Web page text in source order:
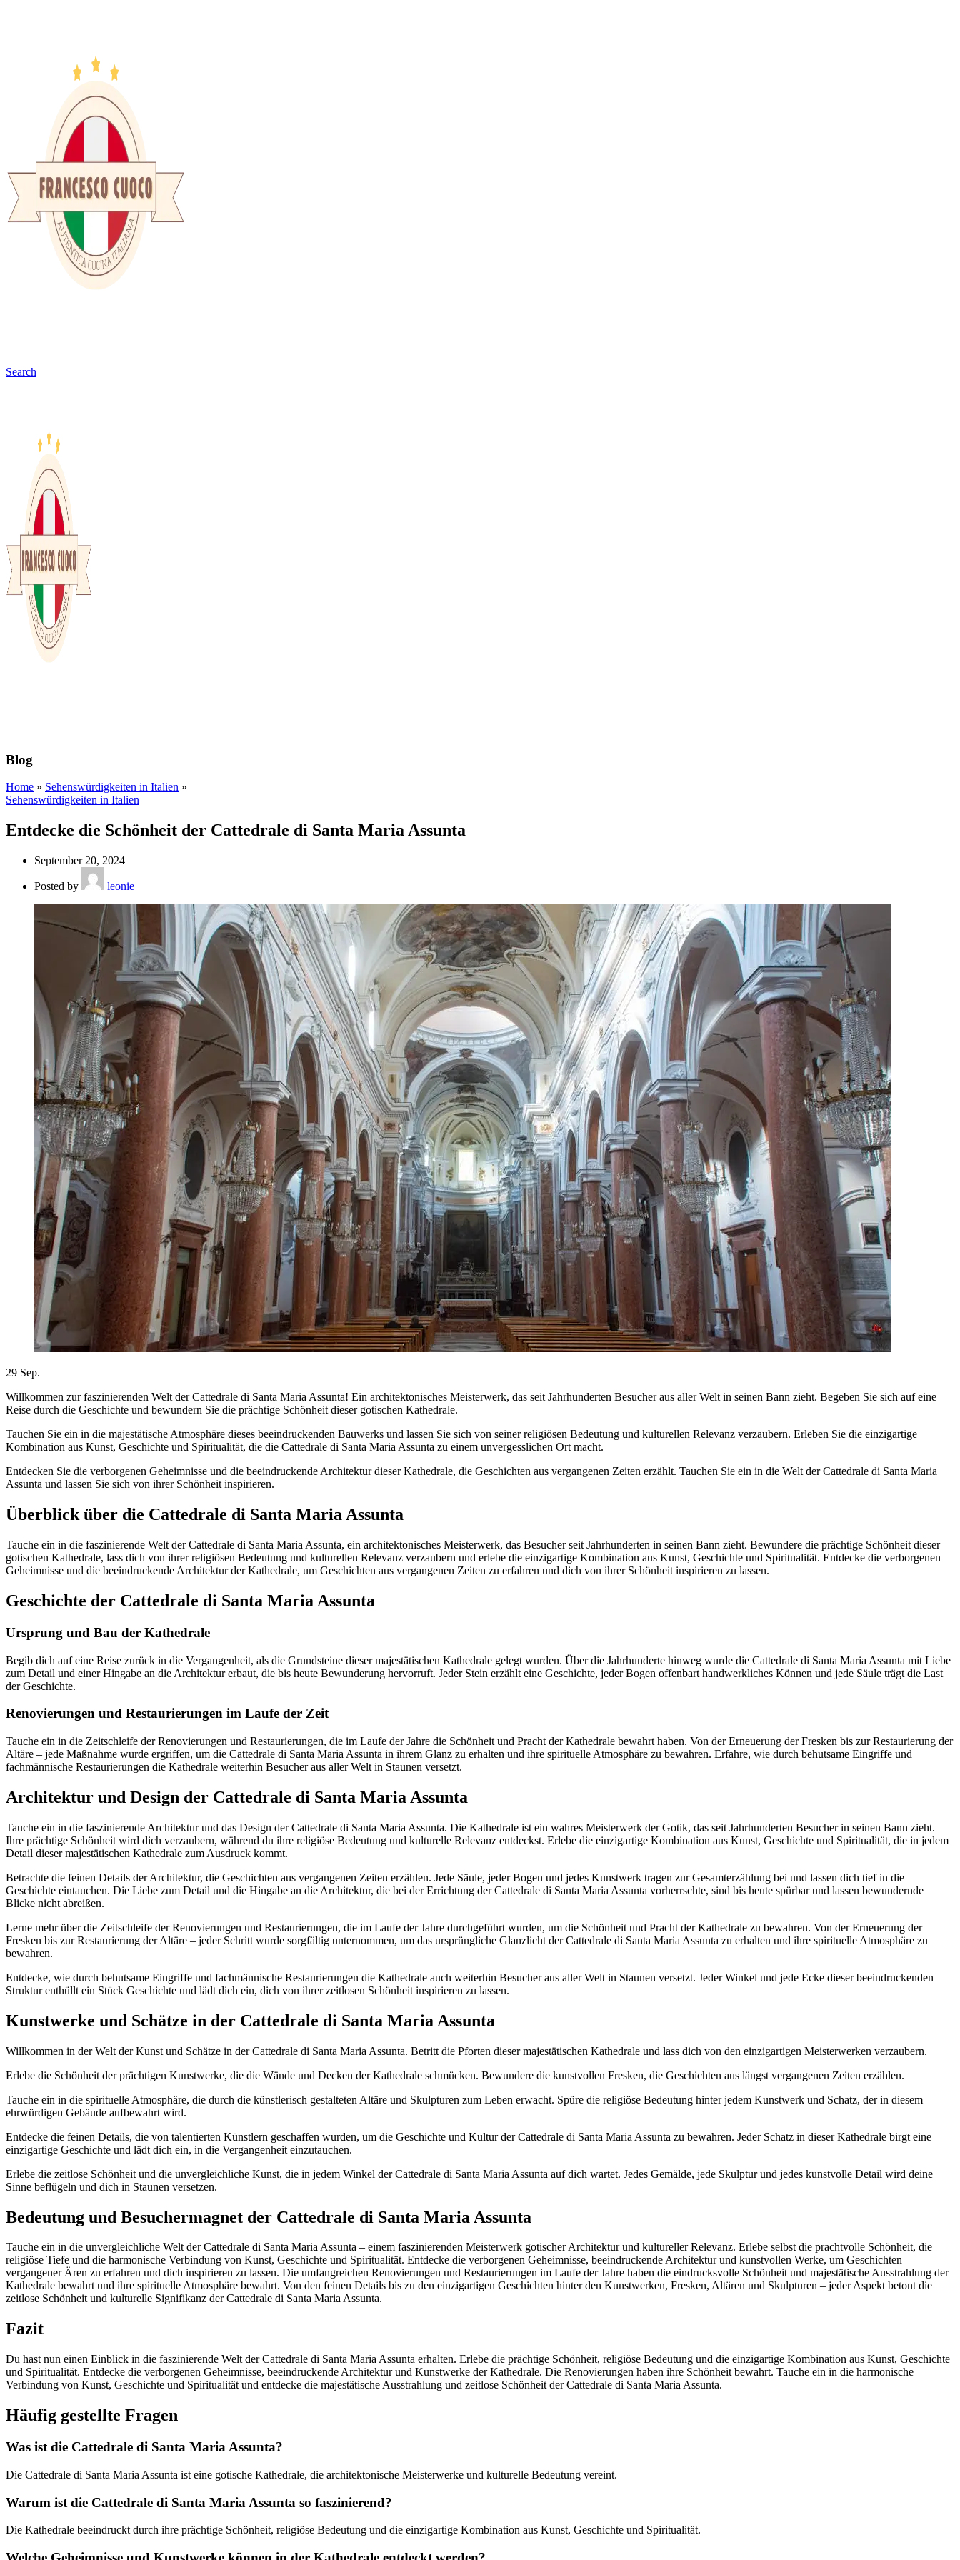
Search
Blog
Home » Sehenswürdigkeiten in Italien »
Sehenswürdigkeiten in Italien
Entdecke die Schönheit der Cattedrale di Santa Maria Assunta
September 20, 2024
Posted by leonie
29 Sep.
Willkommen zur faszinierenden Welt der Cattedrale di Santa Maria Assunta! Ein architektonisches Meisterwerk, das seit Jahrhunderten Besucher aus aller Welt in seinen Bann zieht. Begeben Sie sich auf eine
Reise durch die Geschichte und bewundern Sie die prächtige Schönheit dieser gotischen Kathedrale.
Tauchen Sie ein in die majestätische Atmosphäre dieses beeindruckenden Bauwerks und lassen Sie sich von seiner religiösen Bedeutung und kulturellen Relevanz verzaubern. Erleben Sie die einzigartige
Kombination aus Kunst, Geschichte und Spiritualität, die die Cattedrale di Santa Maria Assunta zu einem unvergesslichen Ort macht.
Entdecken Sie die verborgenen Geheimnisse und die beeindruckende Architektur dieser Kathedrale, die Geschichten aus vergangenen Zeiten erzählt. Tauchen Sie ein in die Welt der Cattedrale di Santa Maria
Assunta und lassen Sie sich von ihrer Schönheit inspirieren.
Überblick über die Cattedrale di Santa Maria Assunta
Tauche ein in die faszinierende Welt der Cattedrale di Santa Maria Assunta, ein architektonisches Meisterwerk, das Besucher seit Jahrhunderten in seinen Bann zieht. Bewundere die prächtige Schönheit dieser
gotischen Kathedrale, lass dich von ihrer religiösen Bedeutung und kulturellen Relevanz verzaubern und erlebe die einzigartige Kombination aus Kunst, Geschichte und Spiritualität. Entdecke die verborgenen
Geheimnisse und die beeindruckende Architektur der Kathedrale, um Geschichten aus vergangenen Zeiten zu erfahren und dich von ihrer Schönheit inspirieren zu lassen.
Geschichte der Cattedrale di Santa Maria Assunta
Ursprung und Bau der Kathedrale
Begib dich auf eine Reise zurück in die Vergangenheit, als die Grundsteine dieser majestätischen Kathedrale gelegt wurden. Über die Jahrhunderte hinweg wurde die Cattedrale di Santa Maria Assunta mit Liebe
zum Detail und einer Hingabe an die Architektur erbaut, die bis heute Bewunderung hervorruft. Jeder Stein erzählt eine Geschichte, jeder Bogen offenbart handwerkliches Können und jede Säule trägt die Last
der Geschichte.
Renovierungen und Restaurierungen im Laufe der Zeit
Tauche ein in die Zeitschleife der Renovierungen und Restaurierungen, die im Laufe der Jahre die Schönheit und Pracht der Kathedrale bewahrt haben. Von der Erneuerung der Fresken bis zur Restaurierung der
Altäre – jede Maßnahme wurde ergriffen, um die Cattedrale di Santa Maria Assunta in ihrem Glanz zu erhalten und ihre spirituelle Atmosphäre zu bewahren. Erfahre, wie durch behutsame Eingriffe und
fachmännische Restaurierungen die Kathedrale weiterhin Besucher aus aller Welt in Staunen versetzt.
Architektur und Design der Cattedrale di Santa Maria Assunta
Tauche ein in die faszinierende Architektur und das Design der Cattedrale di Santa Maria Assunta. Die Kathedrale ist ein wahres Meisterwerk der Gotik, das seit Jahrhunderten Besucher in seinen Bann zieht.
Ihre prächtige Schönheit wird dich verzaubern, während du ihre religiöse Bedeutung und kulturelle Relevanz entdeckst. Erlebe die einzigartige Kombination aus Kunst, Geschichte und Spiritualität, die in jedem
Detail dieser majestätischen Kathedrale zum Ausdruck kommt.
Betrachte die feinen Details der Architektur, die Geschichten aus vergangenen Zeiten erzählen. Jede Säule, jeder Bogen und jedes Kunstwerk tragen zur Gesamterzählung bei und lassen dich tief in die
Geschichte eintauchen. Die Liebe zum Detail und die Hingabe an die Architektur, die bei der Errichtung der Cattedrale di Santa Maria Assunta vorherrschte, sind bis heute spürbar und lassen bewundernde
Blicke nicht abreißen.
Lerne mehr über die Zeitschleife der Renovierungen und Restaurierungen, die im Laufe der Jahre durchgeführt wurden, um die Schönheit und Pracht der Kathedrale zu bewahren. Von der Erneuerung der
Fresken bis zur Restaurierung der Altäre – jeder Schritt wurde sorgfältig unternommen, um das ursprüngliche Glanzlicht der Cattedrale di Santa Maria Assunta zu erhalten und ihre spirituelle Atmosphäre zu
bewahren.
Entdecke, wie durch behutsame Eingriffe und fachmännische Restaurierungen die Kathedrale auch weiterhin Besucher aus aller Welt in Staunen versetzt. Jeder Winkel und jede Ecke dieser beeindruckenden
Struktur enthüllt ein Stück Geschichte und lädt dich ein, dich von ihrer zeitlosen Schönheit inspirieren zu lassen.
Kunstwerke und Schätze in der Cattedrale di Santa Maria Assunta
Willkommen in der Welt der Kunst und Schätze in der Cattedrale di Santa Maria Assunta. Betritt die Pforten dieser majestätischen Kathedrale und lass dich von den einzigartigen Meisterwerken verzaubern.
Erlebe die Schönheit der prächtigen Kunstwerke, die die Wände und Decken der Kathedrale schmücken. Bewundere die kunstvollen Fresken, die Geschichten aus längst vergangenen Zeiten erzählen.
Tauche ein in die spirituelle Atmosphäre, die durch die künstlerisch gestalteten Altäre und Skulpturen zum Leben erwacht. Spüre die religiöse Bedeutung hinter jedem Kunstwerk und Schatz, der in diesem
ehrwürdigen Gebäude aufbewahrt wird.
Entdecke die feinen Details, die von talentierten Künstlern geschaffen wurden, um die Geschichte und Kultur der Cattedrale di Santa Maria Assunta zu bewahren. Jeder Schatz in dieser Kathedrale birgt eine
einzigartige Geschichte und lädt dich ein, in die Vergangenheit einzutauchen.
Erlebe die zeitlose Schönheit und die unvergleichliche Kunst, die in jedem Winkel der Cattedrale di Santa Maria Assunta auf dich wartet. Jedes Gemälde, jede Skulptur und jedes kunstvolle Detail wird deine
Sinne beflügeln und dich in Staunen versetzen.
Bedeutung und Besuchermagnet der Cattedrale di Santa Maria Assunta
Tauche ein in die unvergleichliche Welt der Cattedrale di Santa Maria Assunta – einem faszinierenden Meisterwerk gotischer Architektur und kultureller Relevanz. Erlebe selbst die prachtvolle Schönheit, die
religiöse Tiefe und die harmonische Verbindung von Kunst, Geschichte und Spiritualität. Entdecke die verborgenen Geheimnisse, beeindruckende Architektur und kunstvollen Werke, um Geschichten
vergangener Ären zu erfahren und dich inspirieren zu lassen. Die umfangreichen Renovierungen und Restaurierungen im Laufe der Jahre haben die eindrucksvolle Schönheit und majestätische Ausstrahlung der
Kathedrale bewahrt und ihre spirituelle Atmosphäre bewahrt. Von den feinen Details bis zu den einzigartigen Geschichten hinter den Kunstwerken, Fresken, Altären und Skulpturen – jeder Aspekt betont die
zeitlose Schönheit und kulturelle Signifikanz der Cattedrale di Santa Maria Assunta.
Fazit
Du hast nun einen Einblick in die faszinierende Welt der Cattedrale di Santa Maria Assunta erhalten. Erlebe die prächtige Schönheit, religiöse Bedeutung und die einzigartige Kombination aus Kunst, Geschichte
und Spiritualität. Entdecke die verborgenen Geheimnisse, beeindruckende Architektur und Kunstwerke der Kathedrale. Die Renovierungen haben ihre Schönheit bewahrt. Tauche ein in die harmonische
Verbindung von Kunst, Geschichte und Spiritualität und entdecke die majestätische Ausstrahlung und zeitlose Schönheit der Cattedrale di Santa Maria Assunta.
Häufig gestellte Fragen
Was ist die Cattedrale di Santa Maria Assunta?
Die Cattedrale di Santa Maria Assunta ist eine gotische Kathedrale, die architektonische Meisterwerke und kulturelle Bedeutung vereint.
Warum ist die Cattedrale di Santa Maria Assunta so faszinierend?
Die Kathedrale beeindruckt durch ihre prächtige Schönheit, religiöse Bedeutung und die einzigartige Kombination aus Kunst, Geschichte und Spiritualität.